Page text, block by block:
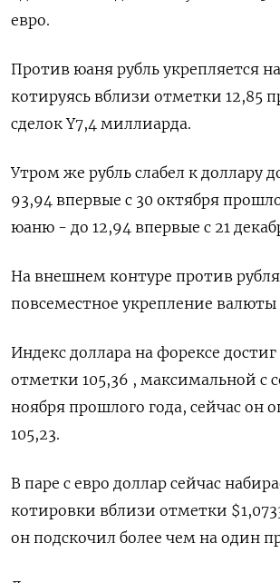
евро.
Против юаня рубль укрепляется
котируясь вблизи отметки 12,85
сделок Y7,4 миллиарда.
Утром же рубль слабел к доллару
93,94 впервые с 30 октября
юаню - до 12,94 впервые с 21
На внешнем контуре против
повсеместное укрепление
Индекс доллара на форексе достиг
отметки 105,36 , максимальной с
ноября прошлого года, сейчас он
105,23.
В паре с евро доллар сейчас
котировки вблизи отметки
он подскочил более чем на один